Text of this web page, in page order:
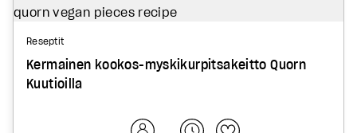
Reseptit
Kermainen kookos-myskikurpitsakeitto Quorn
Kuutioilla